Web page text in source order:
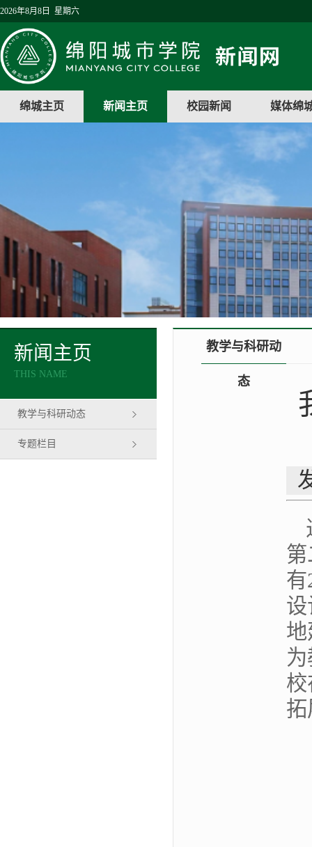
2026年8月8日 星期六
绵城主页 新闻主页 校园新闻 媒体绵
新闻主页
THIS NAME
教学与科研动态
专题栏目
教学与科研动
态